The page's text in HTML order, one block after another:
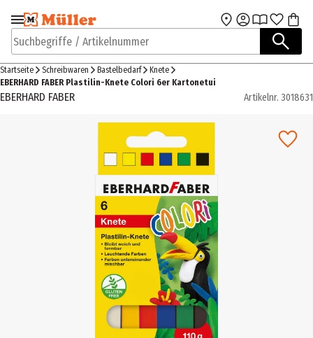
Zur Navigation
springen
Zum Hauptinhalt
Suchbegriffe / Artikelnummer
Startseite Schreibwaren Bastelbedarf
Knete
EBERHARD FABER Plastilin-Knete Colori 6er Kartonetui
EBERHARD FABER Artikelnr. 3018631